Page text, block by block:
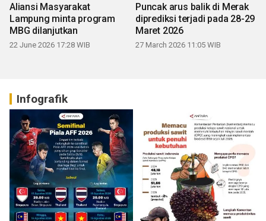
Aliansi Masyarakat
Lampung minta program
MBG dilanjutkan
22 June 2026 17:28 WIB
Puncak arus balik di Merak
diprediksi terjadi pada 28-29
Maret 2026
27 March 2026 11:05 WIB
Infografik